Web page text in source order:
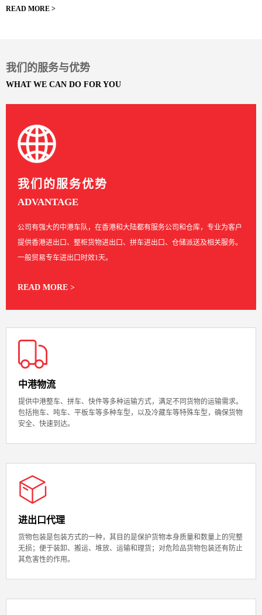
READ MORE >
我们的服务与优势
WHAT WE CAN DO FOR YOU
我们的服务优势
ADVANTAGE
公司有强大的中港车队，在香港和大陆都有服务公司和仓库，专业为客户
提供香港进出口、整柜货物进出口、拼车进出口、仓储派送及相关服务。
一般贸易专车进出口时效1天。
READ MORE >
中港物流
提供中港整车、拼车、快件等多种运输方式，满足不同货物的运输需求。
包括拖车、吨车、平板车等多种车型，以及冷藏车等特殊车型，确保货物
安全、快速到达。
进出口代理
货物包装是包装方式的一种，其目的是保护货物本身质量和数量上的完整
无损；便于装卸、搬运、堆放、运输和理货；对危险品货物包装还有防止
其危害性的作用。